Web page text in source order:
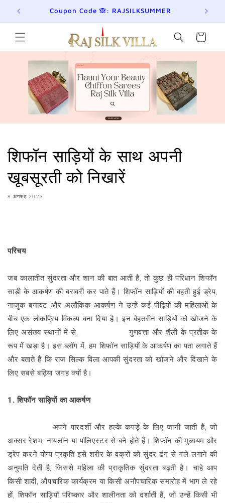
सामग्री
Coupon Code 🙈: RAJSILKSUMMER
कार्ट
शिफॉन साड़ियों के साथ अपनी
खूबसूरती को निखारें
8 अगस्त 2023
परिचय
जब कालातीत सुंदरता और शान की बात आती है, तो कुछ ही परिधान शिफॉन
साड़ी के आकर्षण की बराबरी कर पाते हैं। शिफॉन साड़ियों की बहती हुई ड्रेप,
नाजुक बनावट और अलौकिक आकर्षण ने उन्हें कई पीढ़ियों की महिलाओं के
बीच एक लोकप्रिय विकल्प बना दिया है। इन बेहतरीन साड़ियों को खोजने के
लिए असंख्य स्थानों में से,
गुणवत्ता और शैली के प्रतीक के
रूप में खड़ा है। इस ब्लॉग में, हम शिफॉन साड़ियों के आकर्षण का पता लगाते हैं
और बताते हैं कि राज सिल्क विला आपकी सुंदरता को खोजने और दिखाने के
लिए सबसे बढ़िया जगह क्यों है।
1. शिफॉन साड़ियों का आकर्षण
अपने पारदर्शी और हल्के कपड़े के लिए जानी जाती हैं, जो
अक्सर रेशम, नायलॉन या पॉलिएस्टर से बने होते हैं। शिफॉन की मुलायम और
ड्रेप करने योग्य प्रकृति इसे शरीर के वक्रों को सुंदर ढंग से गले लगाने की
अनुमति देती है, जिससे महिला की प्राकृतिक सुंदरता बढ़ती है। चाहे आप
किसी शादी, औपचारिक कार्यक्रम या किसी अनौपचारिक समारोह में भाग ले रहे
हों, शिफॉन साड़ियाँ परिष्कार और शालीनता को दर्शाती हैं, जो उन्हें किसी भी